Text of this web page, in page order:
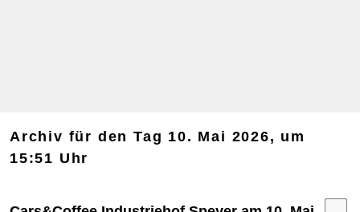
Archiv für den Tag 10. Mai 2026, um
15:51 Uhr